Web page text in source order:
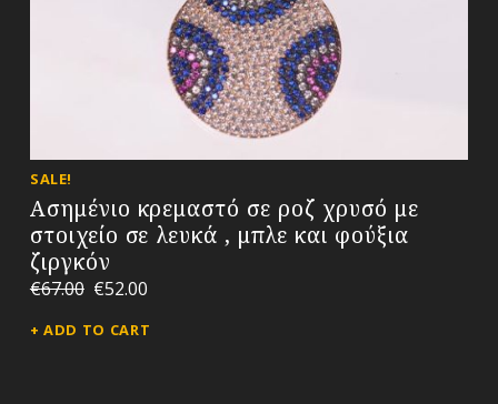
Ασημένιο κρεμαστό σε ροζ χρυσό με
στοιχείο σε λευκά , μπλε και φούξια
ζιργκόν
SALE!
€67.00 €52.00
ADD TO CART